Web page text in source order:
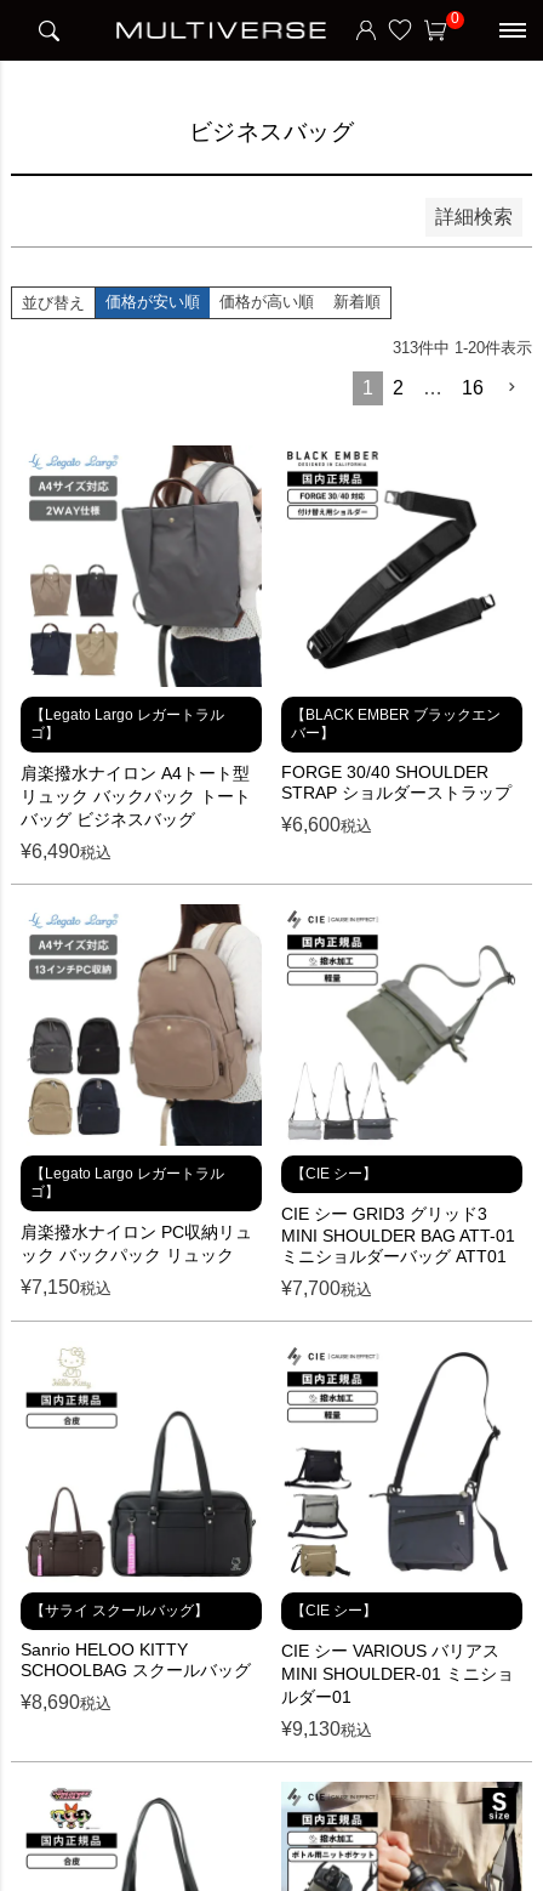
0
ビジネスバッグ
詳細検索
並び順
新着順
並び替え 価格が安い順 価格が高い順 新着順
313件中 1-20件表示
1 2 … 16
【Legato Largo レガートラル
ゴ】
肩楽撥水ナイロン A4トート型
リュック バックパック トート
バッグ ビジネスバッグ
¥6,490税込
【BLACK EMBER ブラックエン
バー】
FORGE 30/40 SHOULDER
STRAP ショルダーストラップ
¥6,600税込
【Legato Largo レガートラル
ゴ】
肩楽撥水ナイロン PC収納リュ
ック バックパック リュック
¥7,150税込
【CIE シー】
CIE シー GRID3 グリッド3
MINI SHOULDER BAG ATT-01
ミニショルダーバッグ ATT01
¥7,700税込
【サライ スクールバッグ】
Sanrio HELOO KITTY
SCHOOLBAG スクールバッグ
¥8,690税込
【CIE シー】
CIE シー VARIOUS バリアス
MINI SHOULDER-01 ミニショ
ルダー01
¥9,130税込